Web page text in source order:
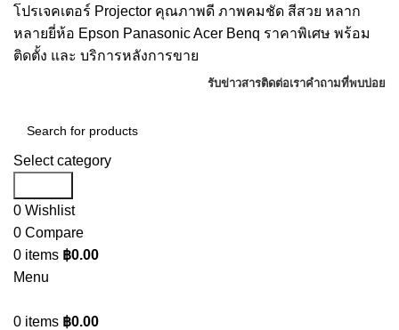
โปรเจคเตอร์ Projector คุณภาพดี ภาพคมชัด สีสวย หลาก
หลายยี่ห้อ Epson Panasonic Acer Benq ราคาพิเศษ พร้อม
ติดตั้ง และ บริการหลังการขาย
รับข่าวสารติดต่อเราคำถามที่พบบ่อย
Select category
0 Wishlist
0 Compare
0 items ฿0.00
Menu
0 items ฿0.00